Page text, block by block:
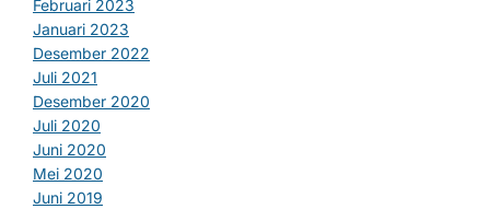
Februari 2023
Januari 2023
Desember 2022
Juli 2021
Desember 2020
Juli 2020
Juni 2020
Mei 2020
Juni 2019